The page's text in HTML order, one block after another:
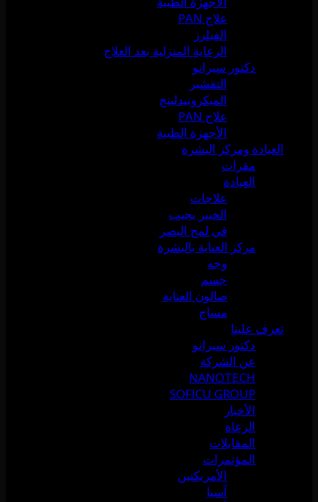
علاج PAN
الفيلرز
الرعاية المنزلية بعد العلاج
دكتور سيرانو
التقشير
الميكرونيدلينج
علاج PAN
الأجهزة الطبية
العيادة ومركز البشرة
مقرات
العيادة
علاجات
الخبير يجيب
في لمح البصر
مركز العناية بالبشرة
وجه
جسم
صالون العناية
مساج
تعرف علينا
دكتور سيرانو
عن الشركة
NANOTECH
SOFICU GROUP
الأخبار
الرعاة
المقابلات
المؤتمرات
الأمريكتين
آسيا